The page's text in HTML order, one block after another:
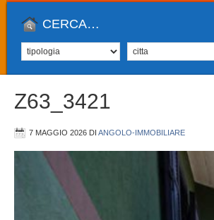
CERCA…
Z63_3421
7 MAGGIO 2026 DI ANGOLO-IMMOBILIARE